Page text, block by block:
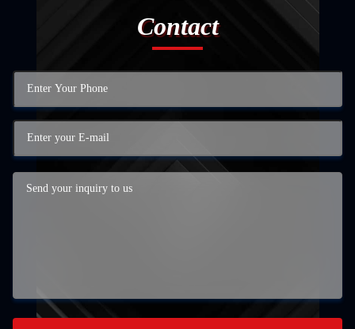
Contact